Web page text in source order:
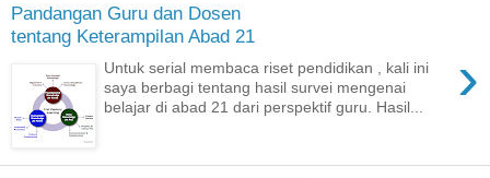
Pandangan Guru dan Dosen
tentang Keterampilan Abad 21
›
Untuk serial membaca riset pendidikan , kali ini
saya berbagi tentang hasil survei mengenai
belajar di abad 21 dari perspektif guru. Hasil...